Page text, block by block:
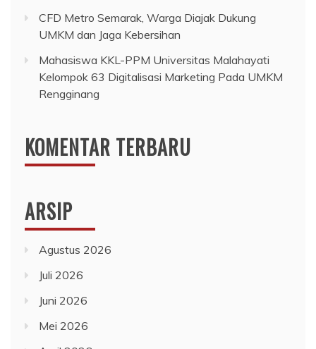
CFD Metro Semarak, Warga Diajak Dukung
UMKM dan Jaga Kebersihan
Mahasiswa KKL-PPM Universitas Malahayati
Kelompok 63 Digitalisasi Marketing Pada UMKM
Rengginang
KOMENTAR TERBARU
ARSIP
Agustus 2026
Juli 2026
Juni 2026
Mei 2026